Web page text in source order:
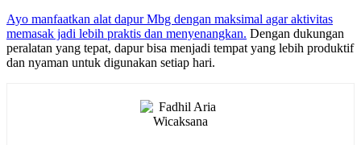
Ayo manfaatkan alat dapur Mbg dengan maksimal agar aktivitas
memasak jadi lebih praktis dan menyenangkan. Dengan dukungan
peralatan yang tepat, dapur bisa menjadi tempat yang lebih produktif
dan nyaman untuk digunakan setiap hari.